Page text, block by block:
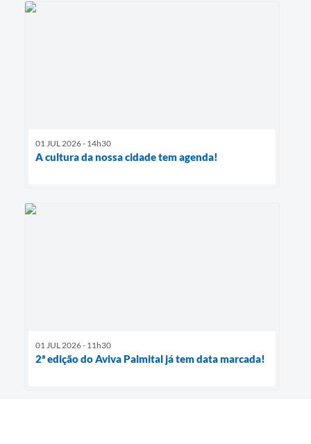
01 JUL 2026 - 14h30
A cultura da nossa cidade tem agenda!
01 JUL 2026 - 11h30
2ª edição do Aviva Palmital já tem data marcada!